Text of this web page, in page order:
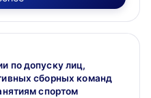
по допуску лиц,
сборных команд
спортом